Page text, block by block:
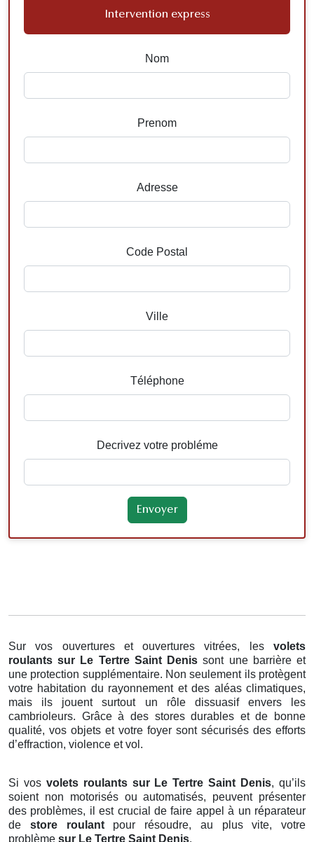
Intervention express
Nom
Prenom
Adresse
Code Postal
Ville
Téléphone
Decrivez votre probléme
Sur vos ouvertures et ouvertures vitrées, les volets
roulants sur Le Tertre Saint Denissont une barrière et
une protection supplémentaire. Non seulement ils protègent
votre habitation du rayonnement et des aléas climatiques,
mais ils jouent surtout un rôle dissuasif envers les
cambrioleurs. Grâce à des stores durables et de bonne
qualité, vos objets et votre foyer sont sécurisés des efforts
d’effraction, violence et vol.
Si vos volets roulants sur Le Tertre Saint Denis, qu’ils
soient non motorisés ou automatisés, peuvent présenter
des problèmes, il est crucial de faire appel à un réparateur
de store roulantpour résoudre, au plus vite, votre
problème sur Le Tertre Saint Denis.